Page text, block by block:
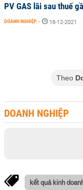
PV GAS lãi sau thuế
DOANH NGHIỆP - 18-12-2021
Theo
DOANH NGHIỆP
kết quả kinh